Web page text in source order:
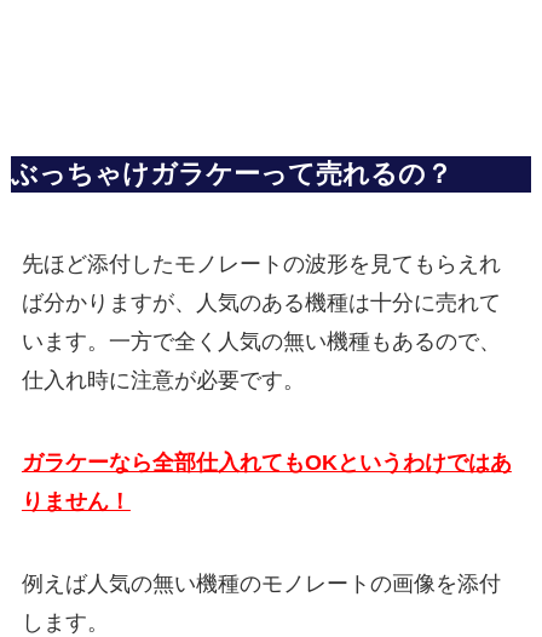
ぶっちゃけガラケーって売れるの？
先ほど添付したモノレートの波形を見てもらえれ
ば分かりますが、人気のある機種は十分に売れて
います。一方で全く人気の無い機種もあるので、
仕入れ時に注意が必要です。
ガラケーなら全部仕入れてもOKというわけではあ
りません！
例えば人気の無い機種のモノレートの画像を添付
します。